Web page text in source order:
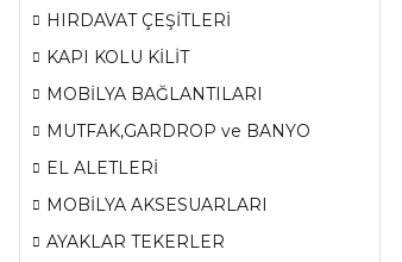
HIRDAVAT ÇEŞİTLERİ
KAPI KOLU KİLİT
MOBİLYA BAĞLANTILARI
MUTFAK,GARDROP ve BANYO
EL ALETLERİ
MOBİLYA AKSESUARLARI
AYAKLAR TEKERLER